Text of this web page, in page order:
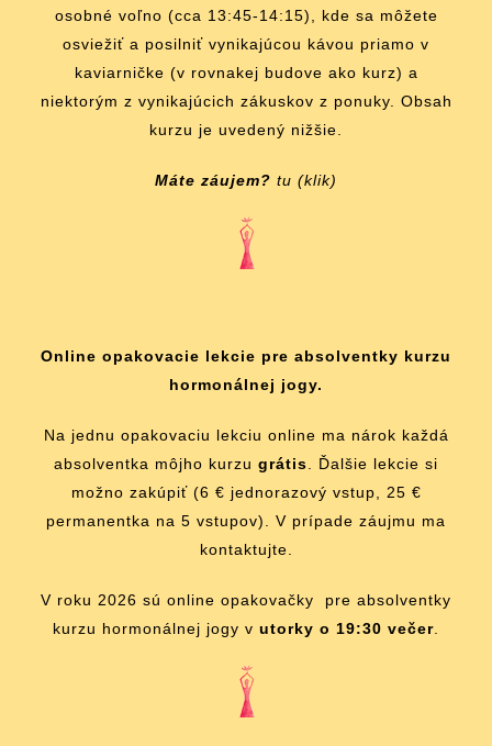
osobné voľno (cca 13:45-14:15), kde sa môžete
osviežiť a posilniť vynikajúcou kávou priamo v
kaviarničke (v rovnakej budove ako kurz) a
niektorým z vynikajúcich zákuskov z ponuky. Obsah
kurzu je uvedený nižšie.
Máte záujem? tu (klik)
Online opakovacie lekcie pre absolventky kurzu
hormonálnej jogy.
Na jednu opakovaciu lekciu online ma nárok každá
absolventka môjho kurzu grátis. Ďalšie lekcie si
možno zakúpiť (6 € jednorazový vstup, 25 €
permanentka na 5 vstupov). V prípade záujmu ma
kontaktujte.
V roku 2026 sú online opakovačky pre absolventky
kurzu hormonálnej jogy v utorky o 19:30 večer.